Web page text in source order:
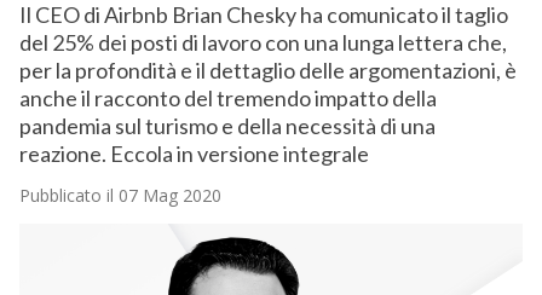
Il CEO di Airbnb Brian Chesky ha comunicato il taglio
del 25% dei posti di lavoro con una lunga lettera che,
per la profondità e il dettaglio delle argomentazioni, è
anche il racconto del tremendo impatto della
pandemia sul turismo e della necessità di una
reazione. Eccola in versione integrale
Pubblicato il 07 Mag 2020